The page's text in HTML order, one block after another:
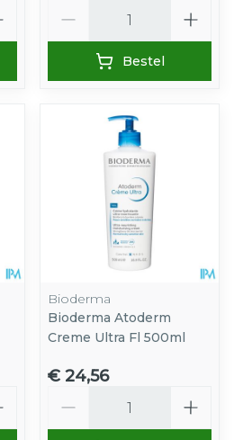
Bestel
Bioderma
Bioderma Atoderm
Creme Ultra Fl 500ml
€ 24,56